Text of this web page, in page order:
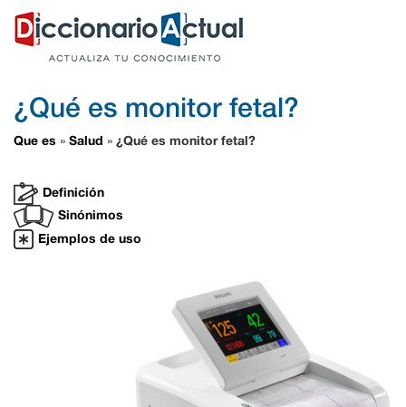
¿Qué es monitor fetal?
Que es » Salud » ¿Qué es monitor fetal?
Definición
Sinónimos
Ejemplos de uso